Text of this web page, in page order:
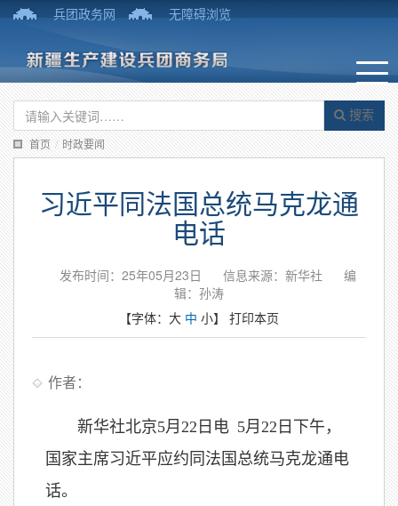
兵团政务网 无障碍浏览
搜索
首页 / 时政要闻
习近平同法国总统马克龙通
电话
发布时间：25年05月23日 信息来源：新华社
编
辑：孙涛
【字体： 大 中 小】 打印本页
作者：
新华社北京5月22日电 5月22日下午，
国家主席习近平应约同法国总统马克龙通电
话。